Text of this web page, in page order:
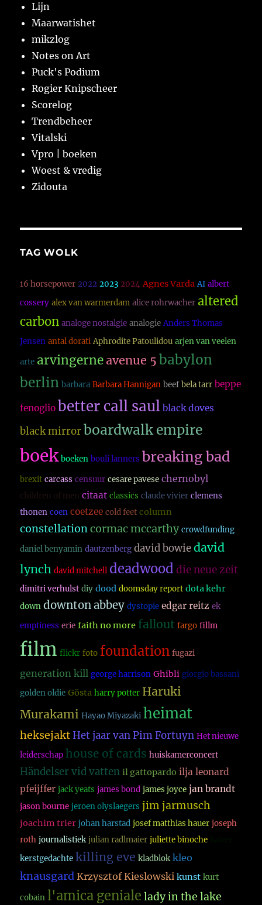
Lijn
Maarwatishet
mikzlog
Notes on Art
Puck's Podium
Rogier Knipscheer
Scorelog
Trendbeheer
Vitalski
Vpro | boeken
Woest & vredig
Zidouta
TAG WOLK
16 horsepower 2022 2023 2024 Agnes Varda AI albert
cossery alex van warmerdam alice rohrwacher altered
carbon analoge nostalgie analogie Anders Thomas
Jensen antal dorati Aphrodite Patoulidou arjen van veelen
arte arvingerne avenue 5 babylon
berlin barbara Barbara Hannigan beef bela tarr beppe
fenoglio better call saul black doves
black mirror boardwalk empire
boek boeken bouli lanners breaking bad
brexit carcass censuur cesare pavese chernobyl
children of men citaat classics claude vivier clemens
thonen coen coetzee cold feet column
constellationcormac mccarthy crowdfunding
daniel benyamin dautzenberg david bowie david
lynch david mitchell deadwood die neue zeit
dimitri verhulst diy dood doomsday report dota kehr
down downton abbey dystopie edgar reitz ek
emptiness erie faith no more fallout fargo fillm
film flickr foto foundation fugazi
generation kill george harrison Ghibli giorgio bassani
golden oldie Gösta harry potter Haruki
Murakami Hayao Miyazaki heimat
heksejakt Het jaar van Pim Fortuyn Het nieuwe
leiderschap house of cards huiskamerconcert
Händelser vid vatten il gattopardo ilja leonard
pfeijffer jack yeats james bond james joyce jan brandt
jason bourne jeroen olyslaegers jim jarmusch
joachim trier johan harstad josef matthias hauer joseph
roth journalistiek julian radlmaier juliette binoche
kerstgedachte killing eve kladblok kleo
knausgard Krzysztof Kieslowski kunst kurt
cobain l'amica geniale lady in the lake